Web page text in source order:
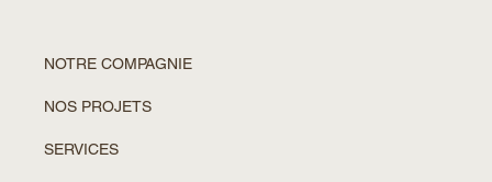
NOTRE COMPAGNIE
NOS PROJETS
SERVICES